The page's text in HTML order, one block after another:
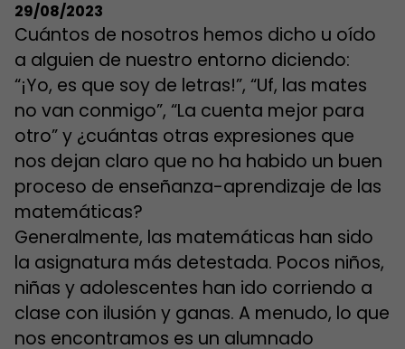
29/08/2023
Cuántos de nosotros hemos dicho u oído
a alguien de nuestro entorno diciendo:
“¡Yo, es que soy de letras!”, “Uf, las mates
no van conmigo”, “La cuenta mejor para
otro” y ¿cuántas otras expresiones que
nos dejan claro que no ha habido un buen
proceso de enseñanza-aprendizaje de las
matemáticas?
Generalmente, las matemáticas han sido
la asignatura más detestada. Pocos niños,
niñas y adolescentes han ido corriendo a
clase con ilusión y ganas. A menudo, lo que
nos encontramos es un alumnado